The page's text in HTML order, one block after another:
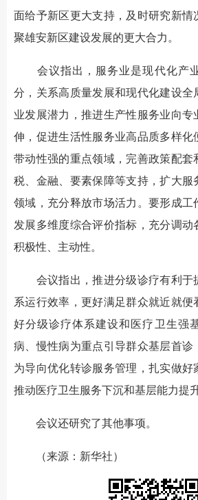
面给予新区更大支持，及时研究新情
聚雄安新区建设发展的更大合力。
会议指出，服务业是现代化产
分，关系高质量发展和现代化建设全
业发展潜力，推进生产性服务业向专
伸，促进生活性服务业高品质多样化
带动性强的重点领域，完善政策配套
税、金融、要素保障等支持，扩大服
领域，充分释放市场活力。要形成工
发展多维度综合评价指标，充分调动
积极性、主动性。
会议指出，推进分级诊疗有利于
系运行效率，更好满足群众就近就便
好分级诊疗体系建设和医疗卫生强
病、慢性病为重点引导群众基层首诊
为导向优化转诊服务管理，扎实做好
推动医疗卫生服务下沉和基层能力提升
会议还研究了其他事项。
（来源：新华社）